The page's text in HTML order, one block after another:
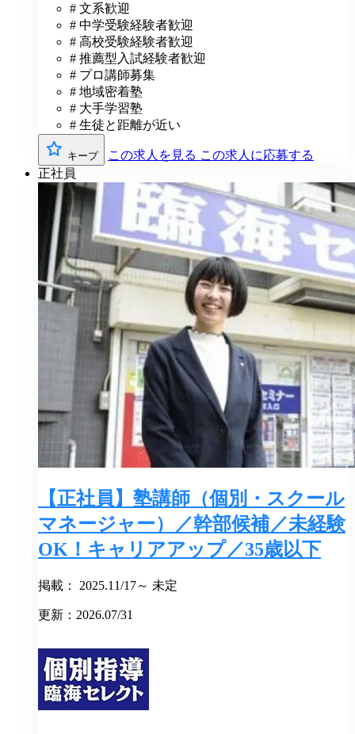
# 文系歓迎
# 中学受験経験者歓迎
# 高校受験経験者歓迎
# 推薦型入試経験者歓迎
# プロ講師募集
# 地域密着塾
# 大手学習塾
# 生徒と距離が近い
キープ この求人を見る この求人に応募する
正社員
【正社員】塾講師（個別・スクール
マネージャー）／幹部候補／未経験
OK！キャリアアップ／35歳以下
掲載： 2025.11/17～ 未定
更新：2026.07/31